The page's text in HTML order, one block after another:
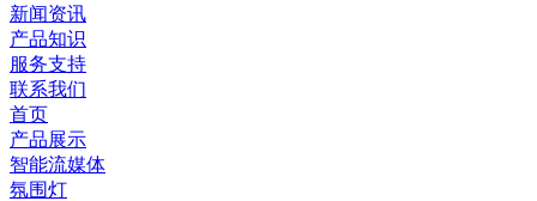
新闻资讯
产品知识
服务支持
联系我们
首页
产品展示
智能流媒体
氛围灯